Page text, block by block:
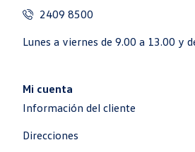
2409 8500
Lunes a viernes de 9.00 a 13.00 y
Mi cuenta
Información del cliente
Direcciones